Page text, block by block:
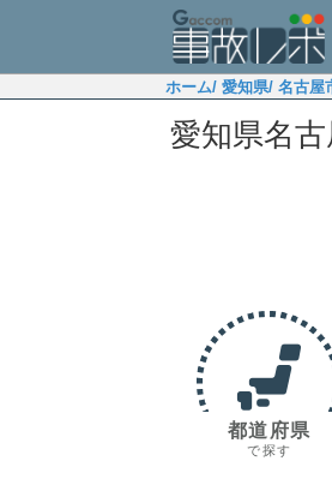
ホーム/ 愛知県/ 名古屋
愛知県名
都道府県
で探す